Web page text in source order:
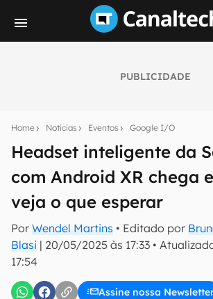
PUBLICIDADE
Home Notícias Eventos Google I/O
Headset inteligente da
com Android XR chega
veja o que esperar
Por Wendel Martins • Editado por
Blasi | 20/05/2025 às 17:33 •
17:54
Assine nossa
notícias e reviews sobre tecnologia
mão.
E-mail
inscreva-se
Uso e Política de Privacidade do